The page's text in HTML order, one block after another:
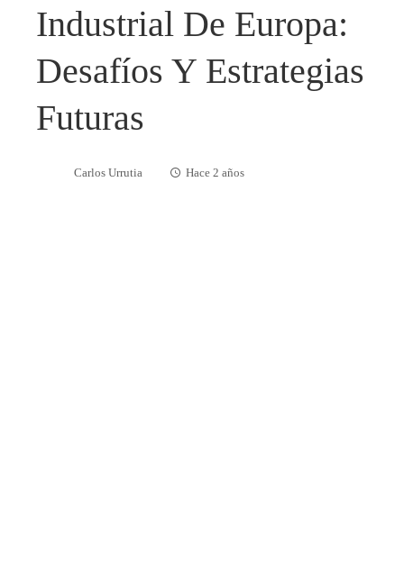
Industrial De Europa:
Desafíos Y Estrategias
Futuras
Carlos Urrutia Hace 2 años